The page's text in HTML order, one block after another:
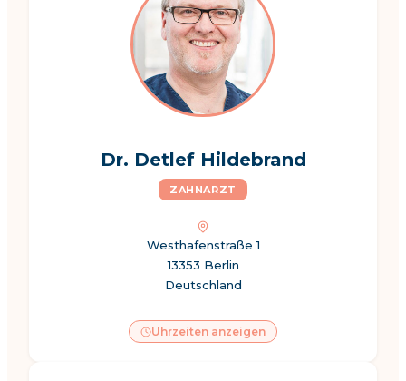
Dr. Detlef Hildebrand
ZAHNARZT
Westhafenstraße 1
13353 Berlin
Deutschland
Uhrzeiten anzeigen